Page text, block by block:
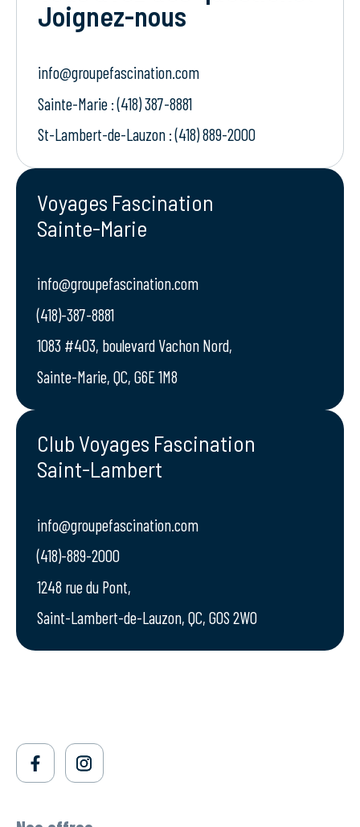
Joignez-nous
info@groupefascination.com
Sainte-Marie : (418) 387-8881
St-Lambert-de-Lauzon : (418) 889-2000
Voyages Fascination
Sainte-Marie
info@groupefascination.com
(418)-387-8881
1083 #403, boulevard Vachon Nord,
Sainte-Marie, QC, G6E 1M8
Club Voyages Fascination
Saint-Lambert
info@groupefascination.com
(418)-889-2000
1248 rue du Pont,
Saint-Lambert-de-Lauzon, QC, G0S 2W0